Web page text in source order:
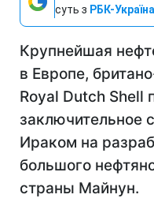
суть з РБК-
Крупнейшая
в Европе,
Royal Dutch Shell
заключительное
Ираком на
большого
страны Майнун.